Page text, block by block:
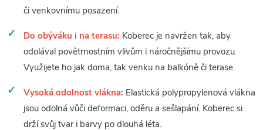
či venkovnímu posazení.
Do obýváku i na terasu: Koberec je navržen tak, aby
odolával povětrnostním vlivům i náročnějšímu provozu.
Využijete ho jak doma, tak venku na balkóně či terase.
Vysoká odolnost vlákna: Elastická polypropylenová vlákna
jsou odolná vůči deformaci, oděru a sešlapání. Koberec si
drží svůj tvar i barvy po dlouhá léta.